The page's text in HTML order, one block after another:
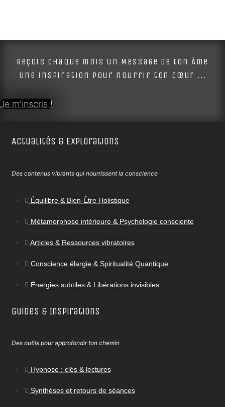
Reçois chaque mois un Message de ton Âme
une inspiration pour nourrir ton cœur ...
Je m'inscris !
Actualités & Explorations
Des contenus vibrants qui nourrissent la conscience
Équilibre & Bien-Être Holistique
Métamorphose intérieure & Psychologie consciente
Articles & Ressources vibratoires
Conscience élargie & Spiritualité Quantique
Énergies subtiles & Libérations invisibles
Guides & Inspirations
Des outils pour approfondir ton chemin
Hypnose : clés & lectures
Synthèses et retours de séances